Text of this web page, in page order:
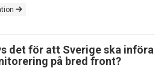
det för att Sverige ska införa
på bred front?